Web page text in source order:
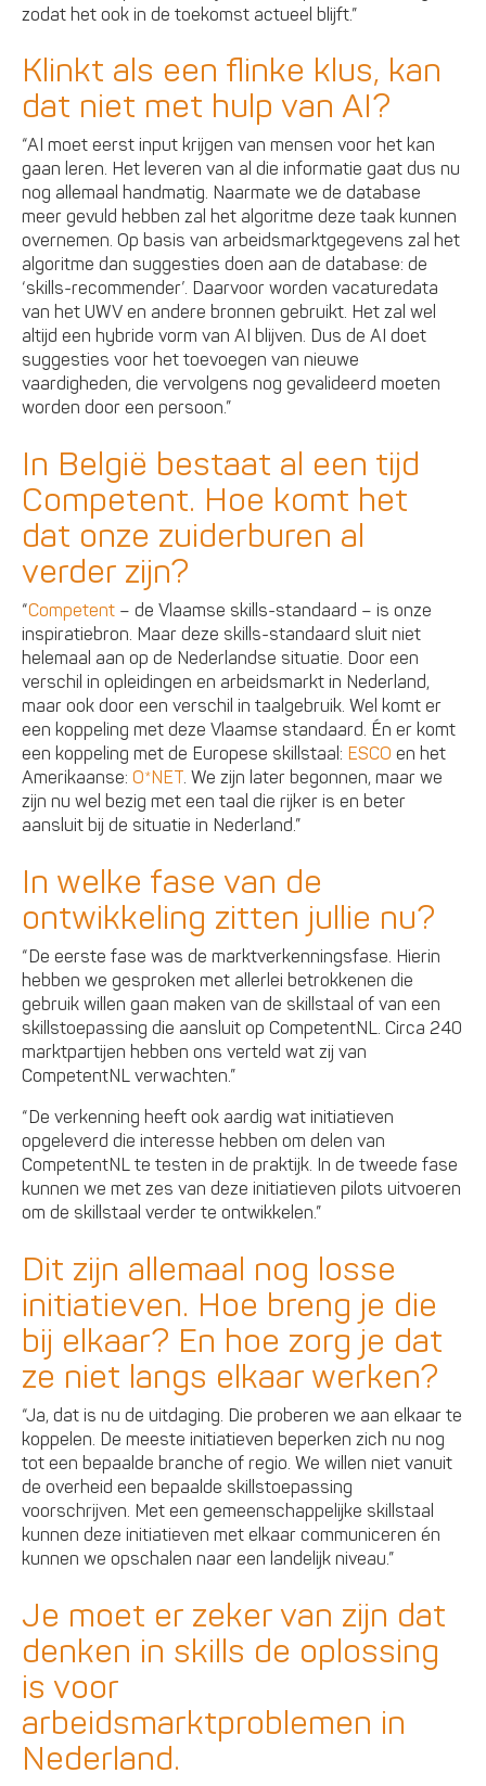
zodat het ook in de toekomst actueel blijft.”
Klinkt als een flinke klus, kan
dat niet met hulp van AI?
“AI moet eerst input krijgen van mensen voor het kan
gaan leren. Het leveren van al die informatie gaat dus nu
nog allemaal handmatig. Naarmate we de database
meer gevuld hebben zal het algoritme deze taak kunnen
overnemen. Op basis van arbeidsmarktgegevens zal het
algoritme dan suggesties doen aan de database: de
‘skills-recommender’. Daarvoor worden vacaturedata
van het UWV en andere bronnen gebruikt. Het zal wel
altijd een hybride vorm van AI blijven. Dus de AI doet
suggesties voor het toevoegen van nieuwe
vaardigheden, die vervolgens nog gevalideerd moeten
worden door een persoon.”
In België bestaat al een tijd
Competent. Hoe komt het
dat onze zuiderburen al
verder zijn?
“Competent – de Vlaamse skills-standaard – is onze
inspiratiebron. Maar deze skills-standaard sluit niet
helemaal aan op de Nederlandse situatie. Door een
verschil in opleidingen en arbeidsmarkt in Nederland,
maar ook door een verschil in taalgebruik. Wel komt er
een koppeling met deze Vlaamse standaard. Én er komt
een koppeling met de Europese skillstaal: ESCO en het
Amerikaanse:O*NET. We zijn later begonnen, maar we
zijn nu wel bezig met een taal die rijker is en beter
aansluit bij de situatie in Nederland.”
In welke fase van de
ontwikkeling zitten jullie nu?
“De eerste fase was de marktverkenningsfase. Hierin
hebben we gesproken met allerlei betrokkenen die
gebruik willen gaan maken van de skillstaal of van een
skillstoepassing die aansluit op CompetentNL. Circa 240
marktpartijen hebben ons verteld wat zij van
CompetentNL verwachten.”
“De verkenning heeft ook aardig wat initiatieven
opgeleverd die interesse hebben om delen van
CompetentNL te testen in de praktijk. In de tweede fase
kunnen we met zes van deze initiatieven pilots uitvoeren
om de skillstaal verder te ontwikkelen.”
Dit zijn allemaal nog losse
initiatieven. Hoe breng je die
bij elkaar? En hoe zorg je dat
ze niet langs elkaar werken?
“Ja, dat is nu de uitdaging. Die proberen we aan elkaar te
koppelen. De meeste initiatieven beperken zich nu nog
tot een bepaalde branche of regio. We willen niet vanuit
de overheid een bepaalde skillstoepassing
voorschrijven. Met een gemeenschappelijke skillstaal
kunnen deze initiatieven met elkaar communiceren én
kunnen we opschalen naar een landelijk niveau.”
Je moet er zeker van zijn dat
denken in skills de oplossing
is voor
arbeidsmarktproblemen in
Nederland.